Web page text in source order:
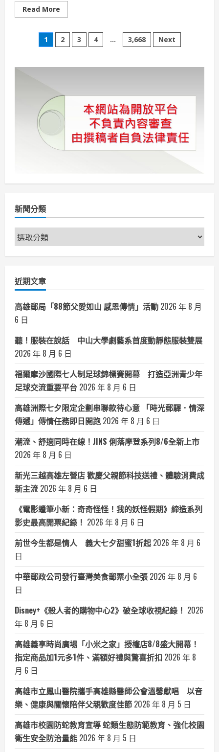
Read More
more
喝
水
果
到
枝
露
2.0》
回
話
到
天
從
果
粒
文
章
頁
1 2 3 4 ... 3,668 Next
新聞分類
新
聞
近期文章
高雄郵局「88節父愛如山 感恩傳情」活動 2026 年 8 月
6 日
聽！服裝在說話 中山大學劇藝系首度動靜態服裝雙展
2026 年 8 月 6 日
福爾摩沙國際七人制足球錦標賽開幕 打造亞洲青少年
足球交流重要平台 2026 年 8 月 6 日
高雄洲際七夕限定企劃串聯款待心意 「時光郵驛．情深
傳遞」傳情任務即日開跑 2026 年 8 月 6 日
潮流、舒適同時在線！JINS 俐落摩登系列8/6全新上市
2026 年 8 月 6 日
新光三越高雄左營店 歡慶父親節科技送禮、體驗消費成
新主流 2026 年 8 月 6 日
《電影蠟筆小新：奇奇怪怪！我的妖怪假期》締造系列
影史最高開票紀錄！ 2026 年 8 月 6 日
前世今生都是情人 義大七夕甜蜜1折起 2026 年 8 月 6
日
中華郵政公司發行臺灣美食郵票小全張 2026 年 8 月 6
日
Disney+《殺人者的購物中心2》破全球收視紀錄！ 2026
年 8 月 6 日
高雄義享時尚廣場「小米之家」授權店8/8盛大開幕！
指定商品加1元多1件、滿額好禮與驚喜折扣 2026 年 8
月 6 日
高雄市立鳳山醫院攜手高雄縣醫師公會溫馨獻唱 以音
樂、健康與關懷陪伴父親歡度佳節 2026 年 8 月 5 日
高雄市校園防蛇教育宣導 蛇類生態防範教育、強化校園
衛生安全防治量能 2026 年 8 月 5 日